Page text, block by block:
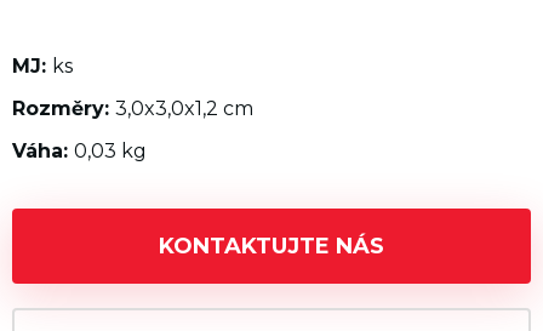
MJ: ks
Rozměry: 3,0x3,0x1,2 cm
Váha: 0,03 kg
KONTAKTUJTE NÁS